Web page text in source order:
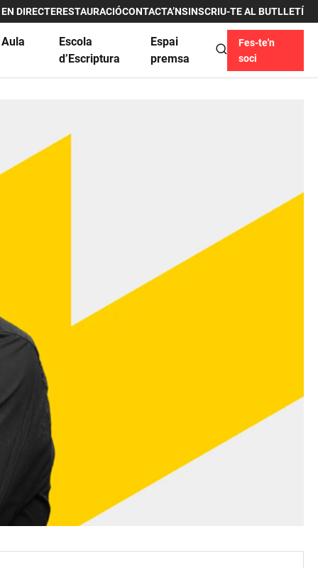
DIRECTERESTAURACIÓCONTACTA’NSINSCRIU-TE AL BUTLLETÍ
Escola
d’Escriptura
Espai
premsa
Fes-te'n
soci